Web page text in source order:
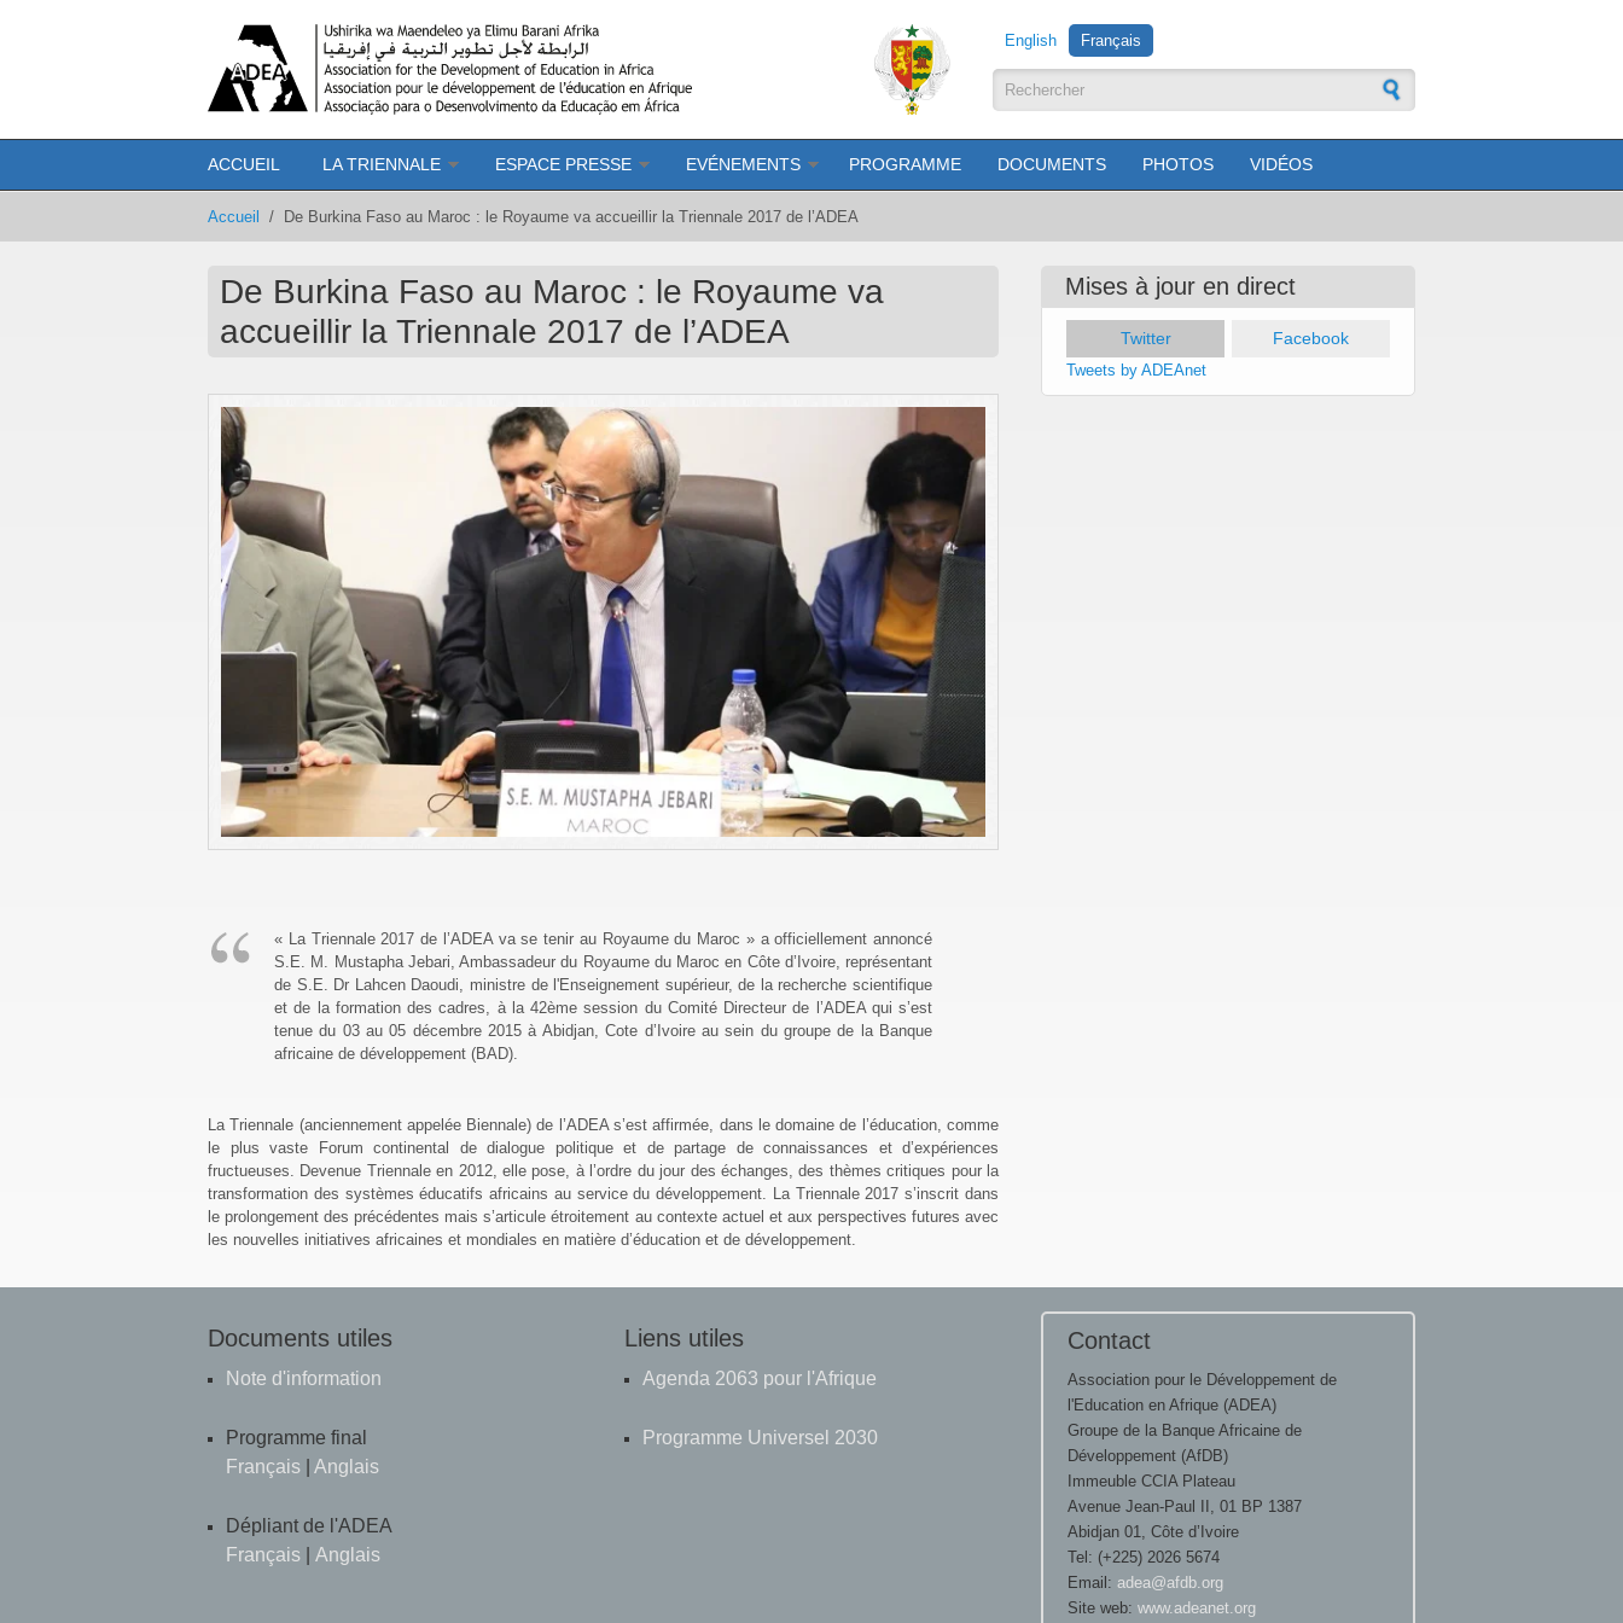
English
Français
Formulaire de recherche
ACCUEIL LA TRIENNALE ESPACE PRESSE EVÉNEMENTS PROGRAMME DOCUMENTS PHOTOS VIDÉOS
Accueil / De Burkina Faso au Maroc : le Royaume va accueillir la Triennale 2017 de l’ADEA
De Burkina Faso au Maroc : le Royaume va
accueillir la Triennale 2017 de l’ADEA
« La Triennale 2017 de l’ADEA va se tenir au Royaume du Maroc » a officiellement annoncé
S.E. M. Mustapha Jebari, Ambassadeur du Royaume du Maroc en Côte d’Ivoire, représentant
de S.E. Dr Lahcen Daoudi, ministre de l'Enseignement supérieur, de la recherche scientifique
et de la formation des cadres, à la 42ème session du Comité Directeur de l’ADEA qui s’est
tenue du 03 au 05 décembre 2015 à Abidjan, Cote d’Ivoire au sein du groupe de la Banque
africaine de développement (BAD).
La Triennale (anciennement appelée Biennale) de l’ADEA s’est affirmée, dans le domaine de l’éducation, comme
le plus vaste Forum continental de dialogue politique et de partage de connaissances et d’expériences
fructueuses. Devenue Triennale en 2012, elle pose, à l’ordre du jour des échanges, des thèmes critiques pour la
transformation des systèmes éducatifs africains au service du développement. La Triennale 2017 s’inscrit dans
le prolongement des précédentes mais s’articule étroitement au contexte actuel et aux perspectives futures avec
les nouvelles initiatives africaines et mondiales en matière d’éducation et de développement.
Mises à jour en direct
Twitter(onglet actif) Facebook
Tweets by ADEAnet
Documents utiles
Note d'information
Programme final
Français
Anglais
Dépliant de l'ADEA
Français
Anglais
Liens utiles
Agenda 2063 pour l'Afrique
Programme Universel 2030
Contact
Association pour le Développement de
l'Education en Afrique (ADEA)
Groupe de la Banque Africaine de
Développement (AfDB)
Immeuble CCIA Plateau
Avenue Jean-Paul II, 01 BP 1387
Abidjan 01, Côte d’Ivoire
Tel: (+225) 2026 5674
Email: adea@afdb.org
Site web: www.adeanet.org